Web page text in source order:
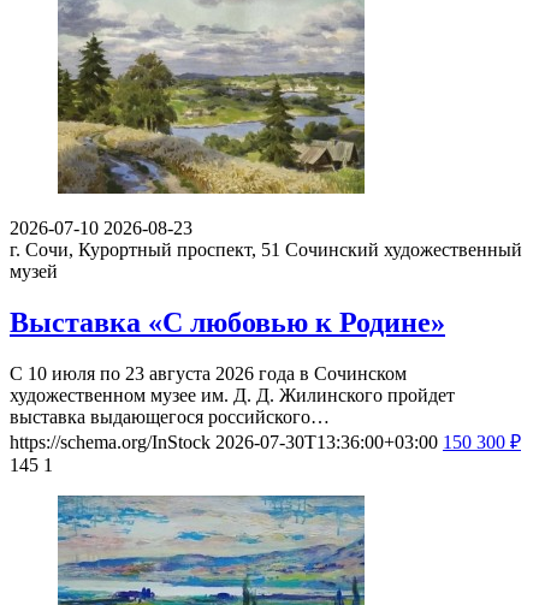
2026-07-10 2026-08-23
г. Сочи, Курортный проспект, 51 Сочинский художественный
музей
Выставка «С любовью к Родине»
С 10 июля по 23 августа 2026 года в Сочинском
художественном музее им. Д. Д. Жилинского пройдет
выставка выдающегося российского…
https://schema.org/InStock 2026-07-30T13:36:00+03:00 150 300 ₽
145 1